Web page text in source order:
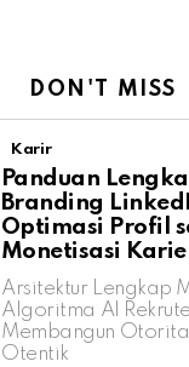
DON'T MISS
Karir
Panduan
Branding
Optimasi Profil
Monetisasi
Arsitektur Lengkap
Algoritma AI
Membangun
Otentik